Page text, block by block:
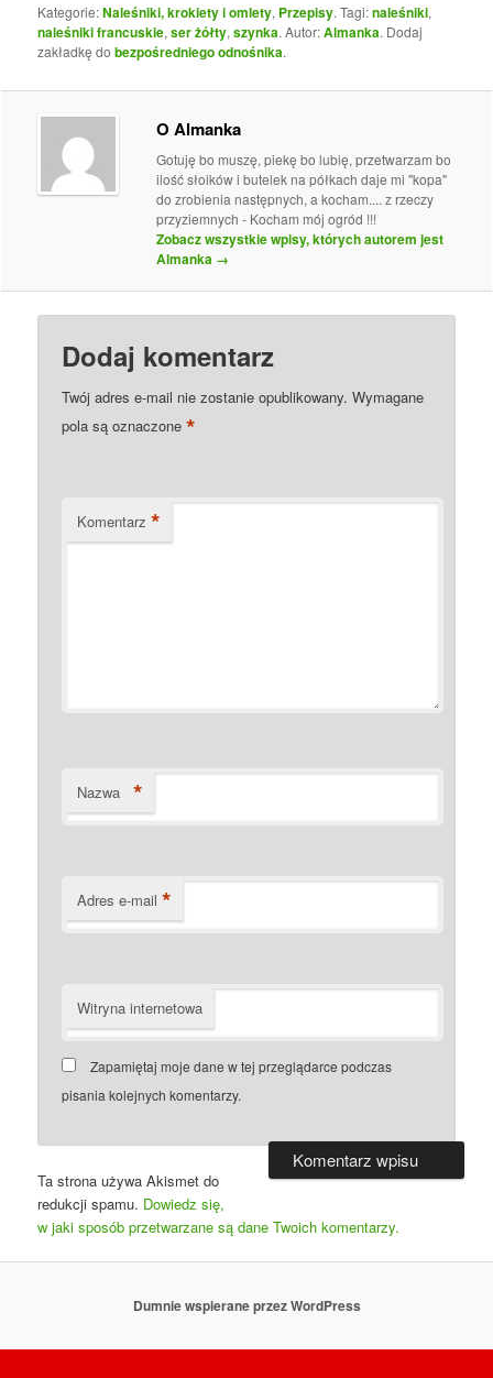
Kategorie:Naleśniki, krokiety i omlety, Przepisy. Tagi:naleśniki,
naleśniki francuskie,ser żółty,szynka. Autor:Almanka. Dodaj
zakładkę dobezpośredniego odnośnika.
O Almanka
Gotuję bo muszę, piekę bo lubię, przetwarzam bo
ilość słoików i butelek na półkach daje mi "kopa"
do zrobienia następnych, a kocham.... z rzeczy
przyziemnych - Kocham mój ogród !!!
Zobacz wszystkie wpisy, których autorem jest
Almanka →
Dodaj komentarz
Twój adres e-mail nie zostanie opublikowany. Wymagane
pola są oznaczone*
Komentarz *
Nazwa *
Adres e-mail *
Witryna internetowa
Zapamiętaj moje dane w tej przeglądarce podczas
pisania kolejnych komentarzy.
Ta strona używa Akismet do
redukcji spamu. Dowiedz się,
w jaki sposób przetwarzane są dane Twoich komentarzy.
Dumnie wspierane przez WordPress